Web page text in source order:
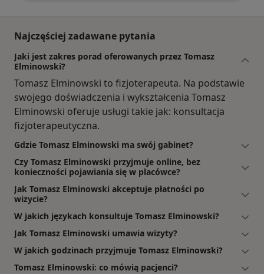
Najczęściej zadawane pytania
Jaki jest zakres porad oferowanych przez Tomasz
Elminowski?
Tomasz Elminowski to fizjoterapeuta. Na podstawie
swojego doświadczenia i wykształcenia Tomasz
Elminowski oferuje usługi takie jak: konsultacja
fizjoterapeutyczna.
Gdzie Tomasz Elminowski ma swój gabinet?
Czy Tomasz Elminowski przyjmuje online, bez
konieczności pojawiania się w placówce?
Jak Tomasz Elminowski akceptuje płatności po
wizycie?
W jakich językach konsultuje Tomasz Elminowski?
Jak Tomasz Elminowski umawia wizyty?
W jakich godzinach przyjmuje Tomasz Elminowski?
Tomasz Elminowski: co mówią pacjenci?